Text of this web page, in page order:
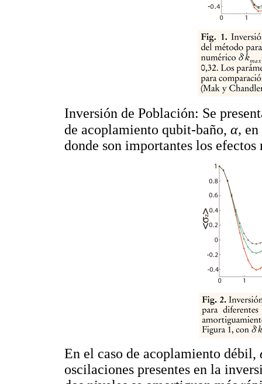
Inversión de Población: Se
de acoplamiento qubit-baño, α,
donde son importantes los
En el caso de acoplamiento débil,
oscilaciones presentes en la